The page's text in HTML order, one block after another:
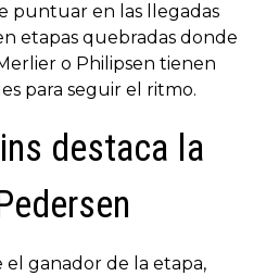
puntuar en las llegadas
etapas quebradas donde
o Philipsen tienen
para seguir el ritmo.
destaca la
ganador de la etapa,